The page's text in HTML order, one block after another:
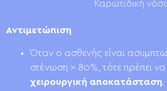
Καρωτιδική
Αντιμετώπιση
Όταν ο ασθενής είναι
στένωση > 80%, τότε πρέπει
χειρουργική αποκατάσταση.